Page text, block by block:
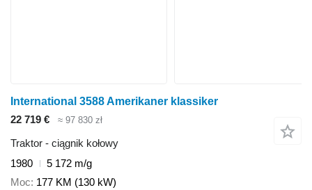
International 3588 Amerikaner klassiker
22 719 €
≈ 97 830 zł
Traktor - ciągnik kołowy
1980
5 172 m/g
Moc 177 KM (130 kW)